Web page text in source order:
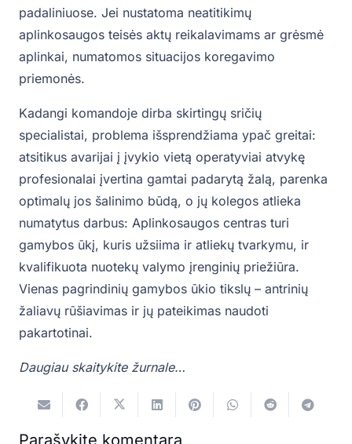
padaliniuose. Jei nustatoma neatitikimų
aplinkosaugos teisės aktų reikalavimams ar grėsmė
aplinkai, numatomos situacijos koregavimo
priemonės.
Kadangi komandoje dirba skirtingų sričių
specialistai, problema išsprendžiama ypač greitai:
atsitikus avarijai į įvykio vietą operatyviai atvykę
profesionalai įvertina gamtai padarytą žalą, parenka
optimalų jos šalinimo būdą, o jų kolegos atlieka
numatytus darbus: Aplinkosaugos centras turi
gamybos ūkį, kuris užsiima ir atliekų tvarkymu, ir
kvalifikuota nuotekų valymo įrenginių priežiūra.
Vienas pagrindinių gamybos ūkio tikslų – antrinių
žaliavų rūšiavimas ir jų pateikimas naudoti
pakartotinai.
Daugiau skaitykite žurnale…